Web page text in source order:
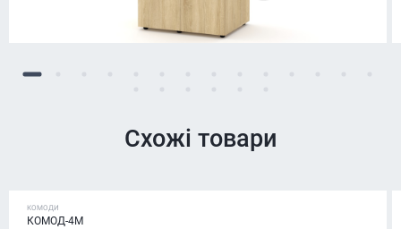
Схожі товари
КОМОДИ
КОМОД-4М